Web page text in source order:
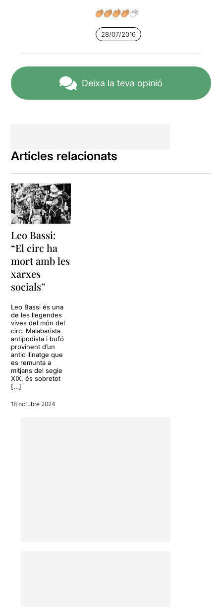
28/07/2016
Deixa la teva opinió
Articles relacionats
Leo Bassi:
“El circ ha
mort amb les
xarxes
socials”
Leo Bassi és una
de les llegendes
vives del món del
circ. Malabarista
antipodista i bufó
provinent d’un
antic llinatge que
es remunta a
mitjans del segle
XIX, és sobretot
[…]
18 octubre 2024